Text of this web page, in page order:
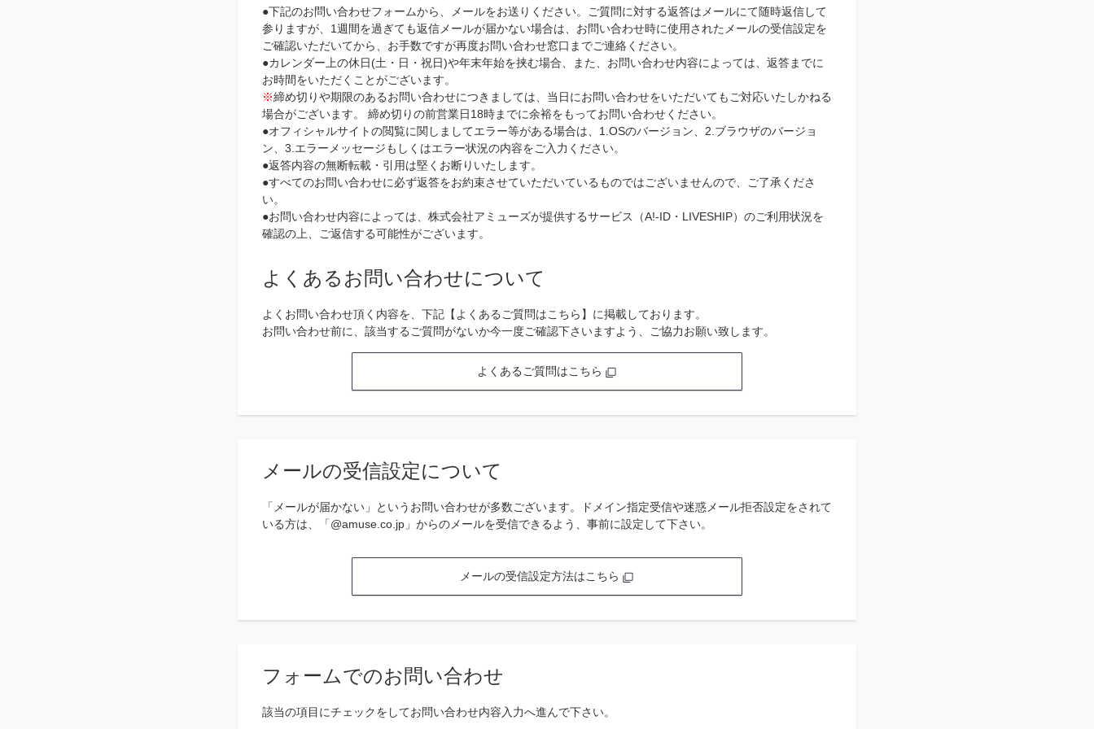
●下記のお問い合わせフォームから、メールをお送りください。ご質問に対する返答はメールにて随時返信して
参りますが、1週間を過ぎても返信メールが届かない場合は、お問い合わせ時に使用されたメールの受信設定を
ご確認いただいてから、お手数ですが再度お問い合わせ窓口までご連絡ください。
●カレンダー上の休日(土・日・祝日)や年末年始を挟む場合、また、お問い合わせ内容によっては、返答までに
お時間をいただくことがございます。
※締め切りや期限のあるお問い合わせにつきましては、当日にお問い合わせをいただいてもご対応いたしかねる
場合がございます。 締め切りの前営業日18時までに余裕をもってお問い合わせください。
●オフィシャルサイトの閲覧に関しましてエラー等がある場合は、1.OSのバージョン、2.ブラウザのバージョ
ン、3.エラーメッセージもしくはエラー状況の内容をご入力ください。
●返答内容の無断転載・引用は堅くお断りいたします。
●すべてのお問い合わせに必ず返答をお約束させていただいているものではございませんので、ご了承くださ
い。
●お問い合わせ内容によっては、株式会社アミューズが提供するサービス（A!-ID・LIVESHIP）のご利用状況を
確認の上、ご返信する可能性がございます。
よくあるお問い合わせについて
よくお問い合わせ頂く内容を、下記【よくあるご質問はこちら】に掲載しております。
お問い合わせ前に、該当するご質問がないか今一度ご確認下さいますよう、ご協力お願い致します。
よくあるご質問はこちら
メールの受信設定について
「メールが届かない」というお問い合わせが多数ございます。ドメイン指定受信や迷惑メール拒否設定をされて
いる方は、「@amuse.co.jp」からのメールを受信できるよう、事前に設定して下さい。
メールの受信設定方法はこちら
フォームでのお問い合わせ
該当の項目にチェックをしてお問い合わせ内容入力へ進んで下さい。